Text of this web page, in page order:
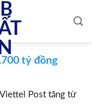
tỷ đồng
Post tăng từ